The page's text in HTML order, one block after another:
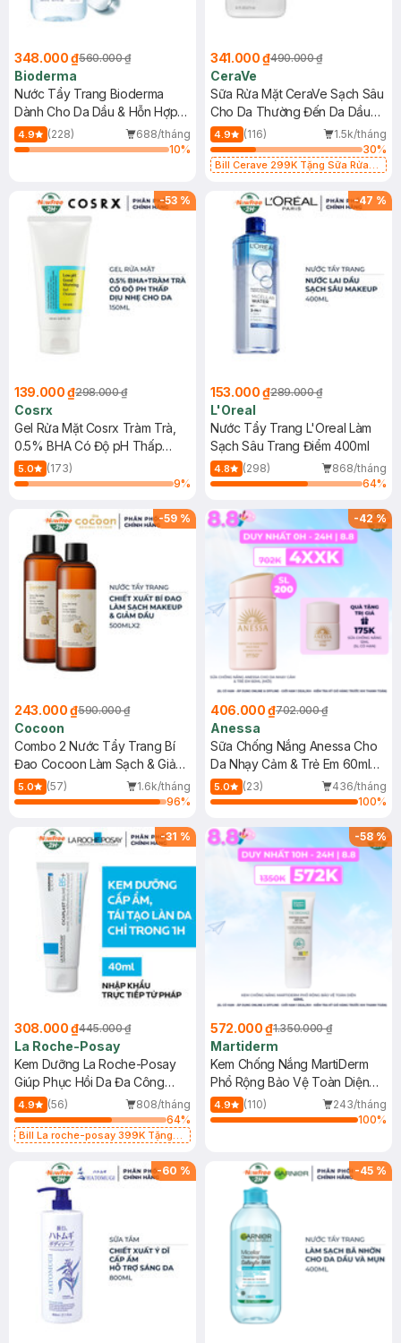
348.000 ₫560.000 ₫
Bioderma
Nước Tẩy Trang Bioderma
Dành Cho Da Dầu & Hỗn Hợp
500ml
4.9 (228)
688/tháng
10%
341.000 ₫490.000 ₫
CeraVe
Sữa Rửa Mặt CeraVe Sạch Sâu
Cho Da Thường Đến Da Dầu
473ml
4.9 (116)
1.5k/tháng
30%
Bill Cerave 299K Tặng Sữa Rửa
-53 %
139.000 ₫298.000 ₫
Cosrx
Gel Rửa Mặt Cosrx Tràm Trà,
0.5% BHA Có Độ pH Thấp
150ml
5.0
(173)
9%
-47 %
153.000 ₫289.000 ₫
L'Oreal
Nước Tẩy Trang L'Oreal Làm
Sạch Sâu Trang Điểm 400ml
4.8 (298)
868/tháng
64%
-59 %
243.000 ₫590.000 ₫
Cocoon
Combo 2 Nước Tẩy Trang Bí
Đao Cocoon Làm Sạch & Giảm
Dầu 500ml
5.0 (57)
1.6k/tháng
96%
-42%
406.000 ₫702.000 ₫
Anessa
Sữa Chống Nắng Anessa Cho
Da Nhạy Cảm & Trẻ Em 60ml
(Mới)
5.0 (23)
436/tháng
100%
-31 %
308.000 ₫445.000 ₫
La Roche-Posay
Kem Dưỡng La Roche-Posay
Giúp Phục Hồi Da Đa Công
Dụng 40ml
4.9 (56)
808/tháng
64%
Bill La roche-posay 399K Tặng
(SL có hạn)
-58%
572.000 ₫1.350.000 ₫
Martiderm
Kem Chống Nắng MartiDerm
Phổ Rộng Bảo Vệ Toàn Diện
40ml
4.9 (110)
243/tháng
100%
-60 % -45 %